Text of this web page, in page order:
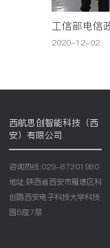
2020-12-02
西航思创智能科技（西
安）有限公司
咨询热线:029-87301980
地址:陕西省西安市雁塔区科
创路西安电子科技大学科技
园B座7层